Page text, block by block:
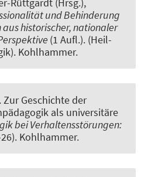
und Behinderung
historischer, nationaler
(1 Aufl.). (Heil-
Kohlhammer.
Zur Geschichte der
als universitäre
bei Verhaltensstörungen:
26). Kohlhammer.